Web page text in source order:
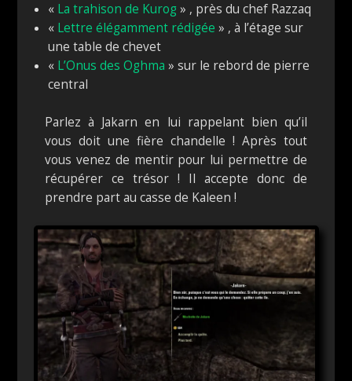
« La trahison de Kurog» , près du chef Razzaq
« Lettre élégamment rédigée » , à l’étage sur
une table de chevet
« L’Onus des Oghma » sur le rebord de pierre
central
Parlez à Jakarn en lui rappelant bien qu’il
vous doit une fière chandelle ! Après tout
vous venez de mentir pour lui permettre de
récupérer ce trésor ! Il accepte donc de
prendre part au casse de Kaleen !